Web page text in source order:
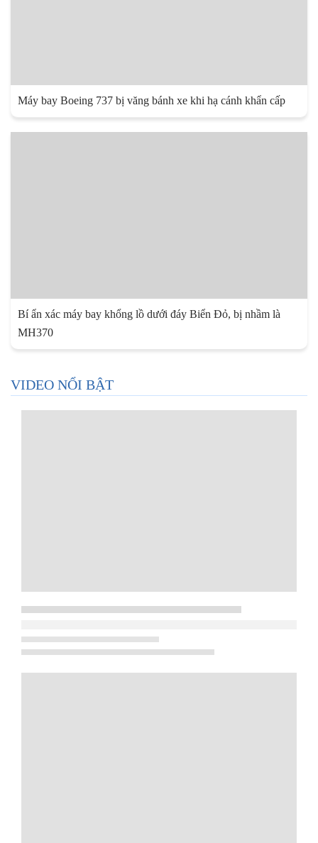
Máy bay Boeing 737 bị văng bánh xe khi hạ cánh khẩn cấp
Bí ẩn xác máy bay khổng lồ dưới đáy Biển Đỏ, bị nhầm là
MH370
VIDEO NỔI BẬT